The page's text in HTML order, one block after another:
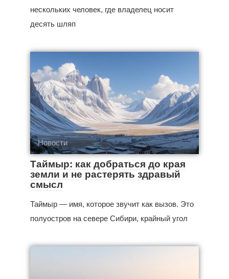
нескольких человек, где владелец носит
десять шляп
Новости
Таймыр: как добраться до края
земли и не растерять здравый
смысл
Таймыр — имя, которое звучит как вызов. Это
полуостров на севере Сибири, крайный угол